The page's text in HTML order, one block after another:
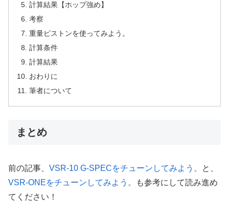
計算結果【ホップ強め】
考察
重量ピストンを使ってみよう。
計算条件
計算結果
おわりに
筆者について
まとめ
前の記事、 VSR-10 G-SPECをチューンしてみよう。
と、
VSR-ONEをチューンしてみよう。
も参考にして読み進め
てください！